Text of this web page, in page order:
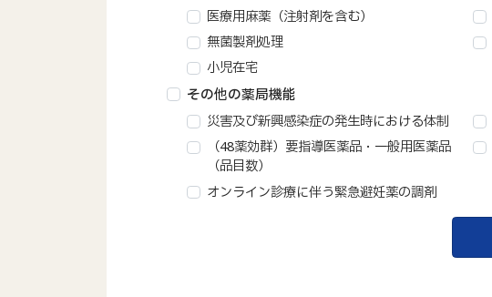
医療用麻薬（注射剤を含む）
無菌製剤処理
小児在宅
その他の薬局機能
災害及び新興感染症の発生時における体制
（48薬効群）要指導医薬品・一般用医薬品
（品目数）
オンライン診療に伴う緊急避妊薬の調剤